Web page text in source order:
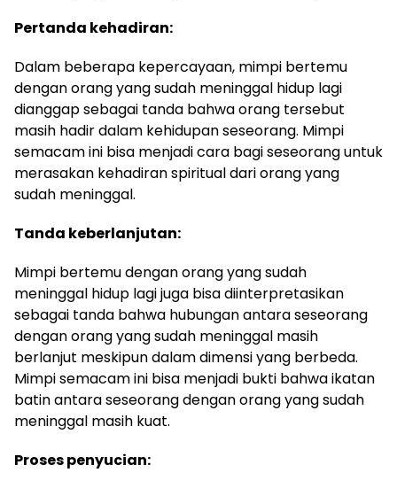
Pertanda kehadiran:
Dalam beberapa kepercayaan, mimpi bertemu
dengan orang yang sudah meninggal hidup lagi
dianggap sebagai tanda bahwa orang tersebut
masih hadir dalam kehidupan seseorang. Mimpi
semacam ini bisa menjadi cara bagi seseorang untuk
merasakan kehadiran spiritual dari orang yang
sudah meninggal.
Tanda keberlanjutan:
Mimpi bertemu dengan orang yang sudah
meninggal hidup lagi juga bisa diinterpretasikan
sebagai tanda bahwa hubungan antara seseorang
dengan orang yang sudah meninggal masih
berlanjut meskipun dalam dimensi yang berbeda.
Mimpi semacam ini bisa menjadi bukti bahwa ikatan
batin antara seseorang dengan orang yang sudah
meninggal masih kuat.
Proses penyucian: